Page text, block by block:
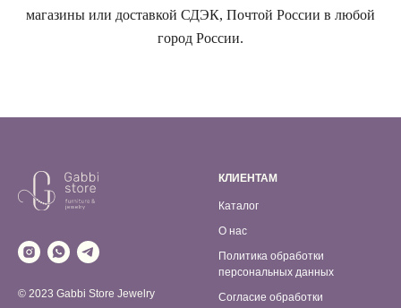
магазины или доставкой СДЭК, Почтой России в любой
город России.
© 2023 Gabbi Store Jewelry
КЛИЕНТАМ
Каталог
О нас
Политика обработки
персональных данных
Согласие обработки